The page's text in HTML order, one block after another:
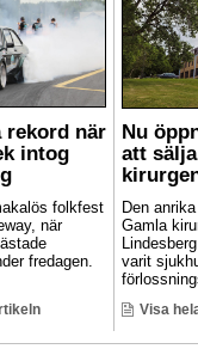
när
intog
folkfest
när
fredagen.
Nu
att
Den
Gamla
varit
Visa